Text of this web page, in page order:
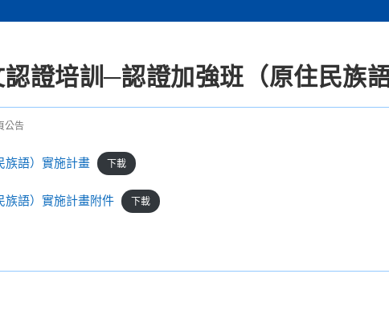
證培訓─認證加強班（原住民族
公告
族語）實施計畫 下載
語）實施計畫附件 下載